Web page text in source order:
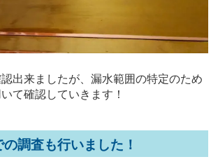
出来ましたが、漏水範囲の特定のため
て確認していきます！
調査も行いました！